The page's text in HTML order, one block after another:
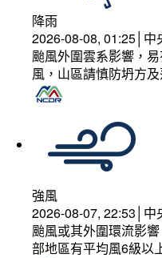
降雨
2026-08-08, 01:25│中
颱風外圍雲系影響，
風，山區請慎防坍方
強風
2026-08-07, 22:53│中
颱風或其外圍環流影
部地區有平均風6級以